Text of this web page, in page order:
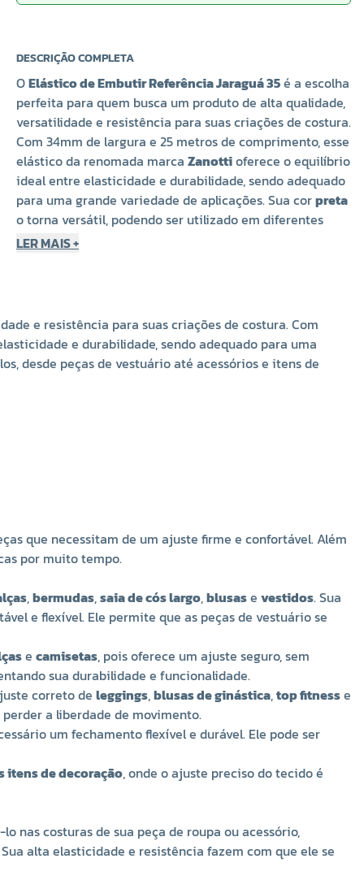
DESCRIÇÃO COMPLETA
OElástico de Embutir Referência Jaraguá 35é a escolha
perfeita para quem busca um produto de alta qualidade,
versatilidade e resistência para suas criações de costura.
Com 34mm de largura e 25 metros de comprimento, esse
elástico da renomada marca Zanottioferece o equilíbrio
ideal entre elasticidade e durabilidade, sendo adequado
para uma grande variedade de aplicações. Sua corpreta
o torna versátil, podendo ser utilizado em diferentes
tipos de tecidos e estilos, desde peças de vestuário até
Comprimento
Cor: Preto
Composição
: 69% Poliéster, 31% Elastodieno
Marca
: Zanotti
resistência ao desgaste e à lavagem, garantindo que o
produto mantenha suas características por muito tempo.
Aplicações e Usos:
Vestuário e Moda
: O Elástico de Embutir Jaraguá 35é
amplamente utilizado na confecção de
roupas
, como ,bermudas
e vestidos
. Sua largura de 34mm é ideal para
embutir na cintura, nas mangas ou em outros pontos
onde seja necessário um ajuste confortável e flexível. Ele
permite que as peças de vestuário se ajustem ao corpo
sem restringir os movimentos, proporcionando conforto
Roupas Infantis: Para roupas infantis, o elástico de
embutir é uma excelente escolha, principalmente para
seguro, sem comprometer o conforto das crianças. A
elasticidade do material também permite que a peça
cresça com a criança, aumentando sua durabilidade e
LER MAIS +
e resistência para suas criações de costura. Com
e durabilidade, sendo adequado para uma
desde peças de vestuário até acessórios e itens de
que necessitam de um ajuste firme e confortável. Além
por muito tempo.
,bermudas,saia de cós largo,blusase vestidos. Sua
e flexível. Ele permite que as peças de vestuário se
e camisetas, pois oferece um ajuste seguro, sem
sua durabilidade e funcionalidade.
correto de leggings,blusas de ginástica,top fitnesse
a liberdade de movimento.
um fechamento flexível e durável. Ele pode ser
itens de decoração, onde o ajuste preciso do tecido é
nas costuras de sua peça de roupa ou acessório,
alta elasticidade e resistência fazem com que ele se